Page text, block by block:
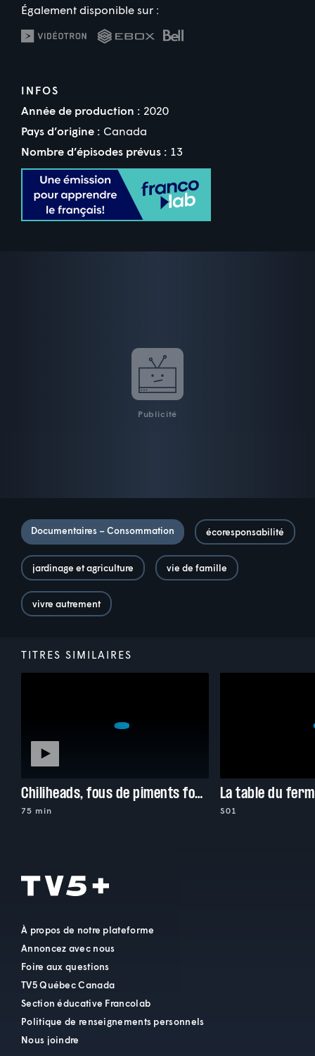
Également disponible sur :
INFOS
Année de production : 2020
Pays d’origine : Canada
Nombre d’épisodes prévus : 13
Publicité
Documentaires – Consommation écoresponsabilité
jardinage et agriculture vie de famille
vivre autrement
TITRES SIMILAIRES
Chiliheads, fous de piments forts
75 min
La table du
S01
À propos de notre plateforme
Annoncez avec nous
Foire aux questions
TV5 Québec Canada
Section éducative Francolab
Politique de renseignements personnels
Nous joindre